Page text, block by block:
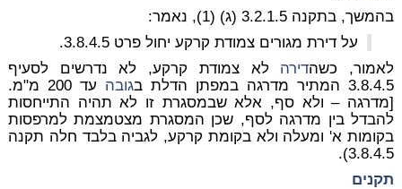
בהמשך, בתקנה 3.2.1.5 (ג) (1), נאמר:
על דירת מגורים צמודת קרקע יחול פרט 3.8.4.5.
לאמור, כשהדירה לא צמודת קרקע, לא נדרשים לסעיף
3.8.4.5 המתיר מדרגה במפתן הדלת ב
גובה
עד 200 מ"מ.
[מדרגה – ולא סף, אלא שבמסגרת זו לא תהיה התייחסות
להבדל בין מדרגה לסף, שכן המסגרת מצטמצמת למרפסות
בקומות א' ומעלה ולא בקומת קרקע, לגביה בלבד חלה תקנה
3.8.4.5).
תקנים